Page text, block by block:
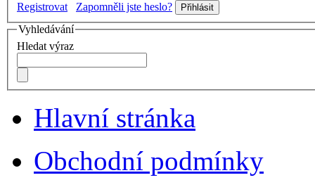
Registrovat
Zapomněli jste heslo?
Vyhledávání
Hledat výraz
Hlavní stránka
Obchodní podmínky